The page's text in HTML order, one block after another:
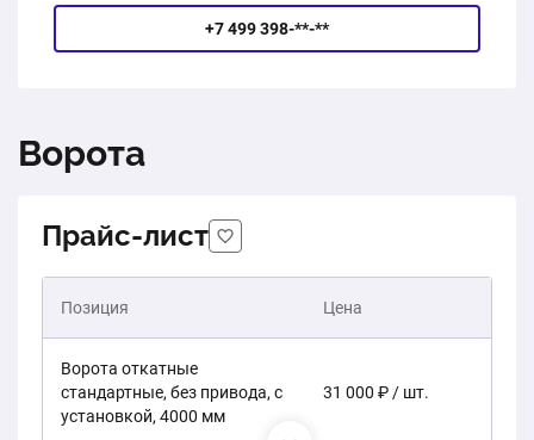
+7 499 398-**-**
Ворота
Прайс-лист
Позиция Цена
Ворота откатные
стандартные, без привода, с
установкой, 4000 мм
31 000 ₽ / шт.